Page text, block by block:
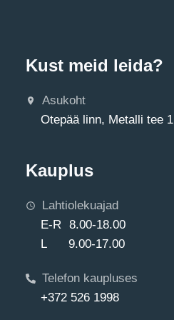
Kust meid leida?
Asukoht
Otepää linn, Metalli tee 1
Kauplus
Lahtiolekuajad
E-R 8.00-18.00
L 9.00-17.00
Telefon kaupluses
+372 526 1998